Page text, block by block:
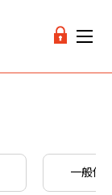
一般保